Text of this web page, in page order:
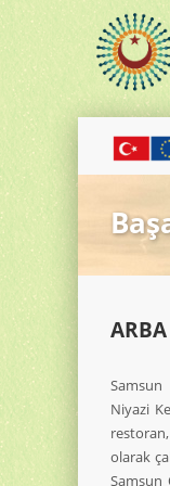
ARBA
Samsun
Niyazi
olarak
Samsun